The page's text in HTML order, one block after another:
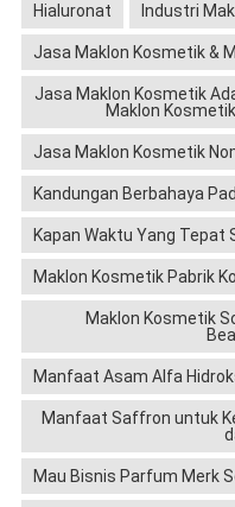
Hialuronat Industri
Jasa Maklon Kosmetik &
Jasa Maklon Kosmetik
Maklon
Jasa Maklon Kosmetik
Kandungan Berbahaya
Kapan Waktu Yang Tepat
Maklon Kosmetik Pabrik
Maklon Kosmetik
Manfaat Asam Alfa
Manfaat Saffron untuk
Mau Bisnis Parfum Merk